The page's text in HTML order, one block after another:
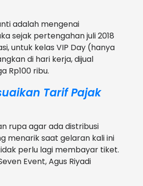
adalah mengenai
sejak pertengahan juli 2018
untuk kelas VIP Day (hanya
di hari kerja, dijual
Rp100 ribu.
Tarif Pajak
rupa agar ada distribusi
menarik saat gelaran kali ini
perlu lagi membayar tiket.
Event, Agus Riyadi